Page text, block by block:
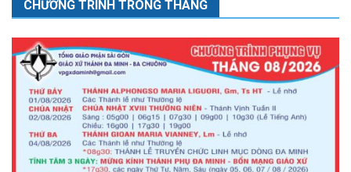
CHƯƠNG TRÌNH TRONG THÁNG